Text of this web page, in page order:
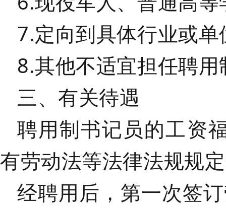
7.定向到具体行业或
8.其他不适宜担任聘
三、有关待遇
聘用制书记员的工资
有劳动法等法律法规规
经聘用后，第一次签